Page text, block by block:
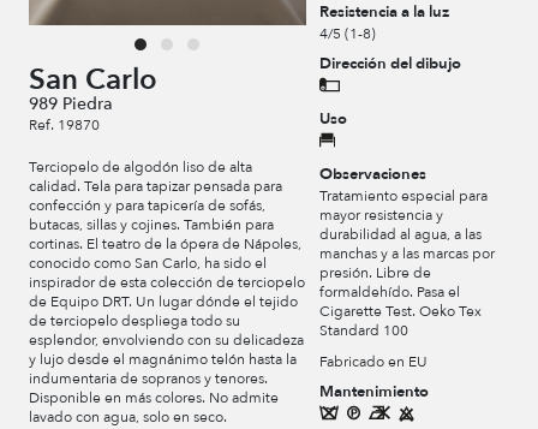
San Carlo
989 Piedra
Ref. 19870
Terciopelo de algodón liso de alta
calidad. Tela para tapizar pensada para
confección y para tapicería de sofás,
butacas, sillas y cojines. También para
cortinas. El teatro de la ópera de Nápoles,
conocido como San Carlo, ha sido el
inspirador de esta colección de terciopelo
de Equipo DRT. Un lugar dónde el tejido
de terciopelo despliega todo su
esplendor, envolviendo con su delicadeza
y lujo desde el magnánimo telón hasta la
indumentaria de sopranos y tenores.
Disponible en más colores. No admite
lavado con agua, solo en seco.
Resistencia a la luz
4/5 (1-8)
Dirección del dibujo
Uso
Observaciones
Tratamiento especial para
mayor resistencia y
durabilidad al agua, a las
manchas y a las marcas por
presión. Libre de
formaldehído. Pasa el
Cigarette Test. Oeko Tex
Standard 100
Fabricado en EU
Mantenimiento